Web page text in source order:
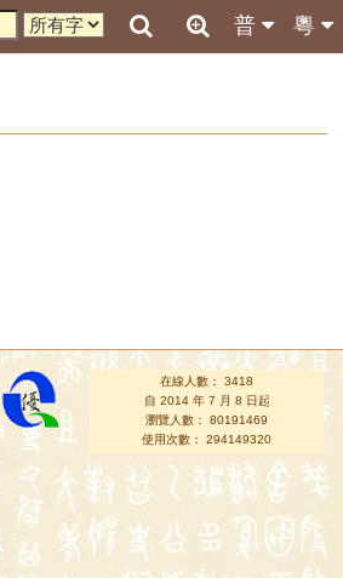
粵
普
在線人數： 3418
自 2014 年 7 月 8 日起
瀏覽人數： 80191469
使用次數： 294149320